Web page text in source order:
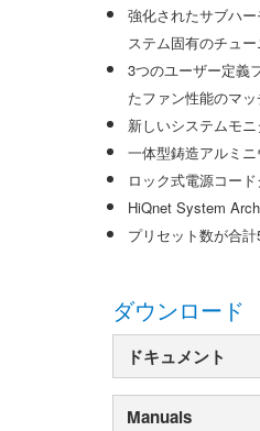
強化されたサブハ
ステム固有のチュ
3つのユーザー定義
たファン性能のマ
新しいシステムモ
一体型鋳造アルミ
ロック式電源コー
HiQnet System
プリセット数が合
ダウンロード
ドキュメント
Manuals